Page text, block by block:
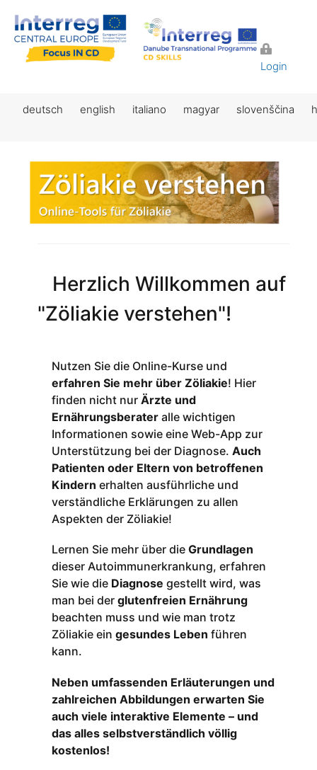
Login
deutsch english italiano magyar slovenščina
Herzlich Willkommen auf
"Zöliakie verstehen"!
Nutzen Sie die Online-Kurse und
erfahren Sie mehr über Zöliakie! Hier
finden nicht nur Ärzte und
Ernährungsberater alle wichtigen
Informationen sowie eine Web-App zur
Unterstützung bei der Diagnose. Auch
Patienten oder Eltern von betroffenen
Kindern erhalten ausführliche und
verständliche Erklärungen zu allen
Aspekten der Zöliakie!
Lernen Sie mehr über die Grundlagen
dieser Autoimmunerkrankung, erfahren
Sie wie die Diagnose gestellt wird, was
man bei der glutenfreien Ernährung
beachten muss und wie man trotz
Zöliakie ein gesundes Leben führen
kann.
Neben umfassenden Erläuterungen und
zahlreichen Abbildungen erwarten Sie
auch viele interaktive Elemente – und
das alles selbstverständlich völlig
kostenlos!